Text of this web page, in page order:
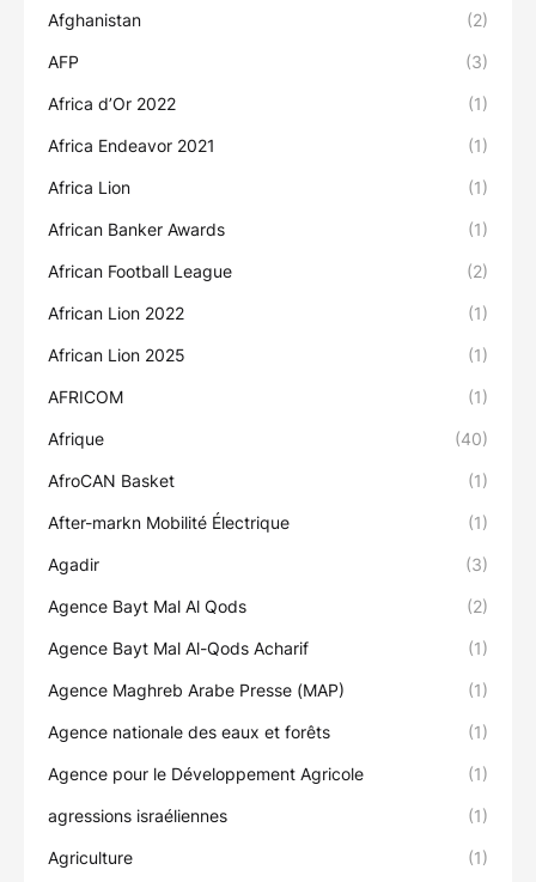
Afghanistan (2)
AFP (3)
Africa d’Or 2022 (1)
Africa Endeavor 2021 (1)
Africa Lion (1)
African Banker Awards (1)
African Football League (2)
African Lion 2022 (1)
African Lion 2025 (1)
AFRICOM (1)
Afrique (40)
AfroCAN Basket (1)
After-markn Mobilité Électrique (1)
Agadir (3)
Agence Bayt Mal Al Qods (2)
Agence Bayt Mal Al-Qods Acharif (1)
Agence Maghreb Arabe Presse (MAP) (1)
Agence nationale des eaux et forêts (1)
Agence pour le Développement Agricole (1)
agressions israéliennes (1)
Agriculture (1)